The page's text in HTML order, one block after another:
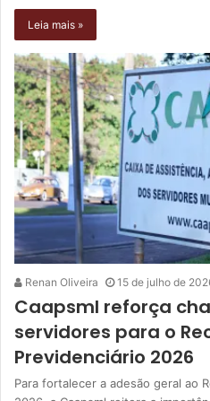
Leia mais »
Renan Oliveira 15 de julho de
Caapsml reforça
servidores para o
Previdenciário 2026
Para fortalecer a adesão geral ao